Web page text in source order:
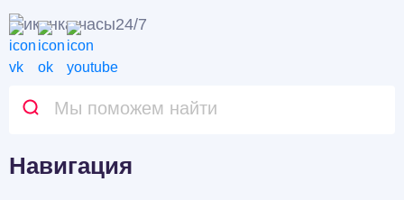
24/7
Навигация